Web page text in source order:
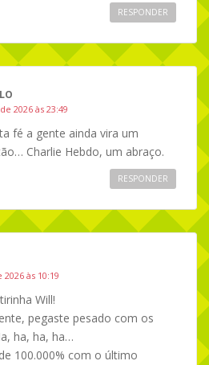
RESPONDER
2026 às 23:49
fé a gente ainda vira um
Charlie Hebdo, um abraço.
RESPONDER
às 10:19
Will!
pegaste pesado com os
ha, ha, ha…
100.000% com o último